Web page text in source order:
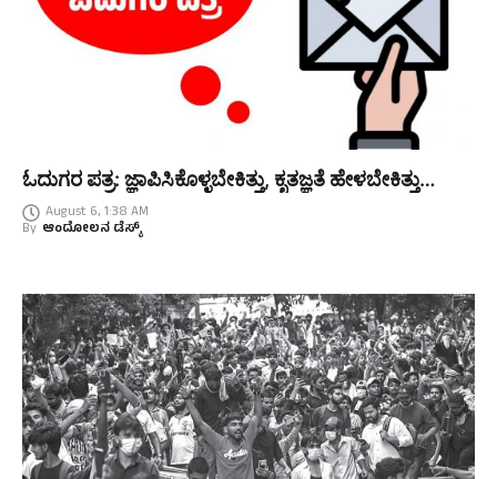
ಓದುಗರ ಪತ್ರ: ಜ್ಞಾಪಿಸಿಕೊಳ್ಳಬೇಕಿತ್ತು, ಕೃತಜ್ಞತೆ ಹೇಳಬೇಕಿತ್ತು…
August 6, 1:38 AM
By ಆಂದೋಲನ ಡೆಸ್ಕ್